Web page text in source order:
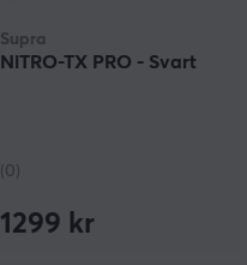
Supra
NiTRO-TX PRO - Svart
(0)
1299 kr